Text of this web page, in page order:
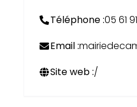
Téléphone :05 61
Email :
Site web :/